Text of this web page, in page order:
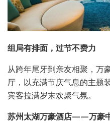
组局有排面，过节不费力
从跨年尾牙到亲友相聚，万
厅，以充满节庆气息的主题
宾客拉满岁末欢聚气氛。
苏州太湖万豪酒店——万豪